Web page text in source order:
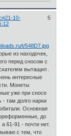
5
21-10-
из находочек,
перед сносом с
вытащил .
интересные
Монеты
уже при сносе
- там долго нарки
Основная
до
а 61-91 - почти нет.
с тем, что